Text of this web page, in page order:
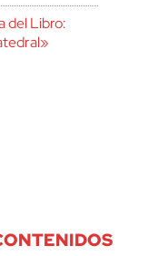
del Libro: